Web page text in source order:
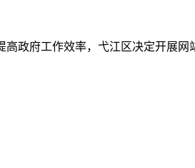
政府工作效率，弋江区决定开展网